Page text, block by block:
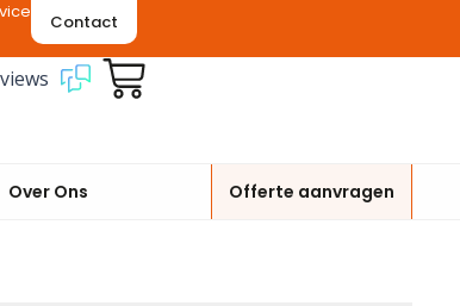
Contact
Over Ons Offerte aanvragen